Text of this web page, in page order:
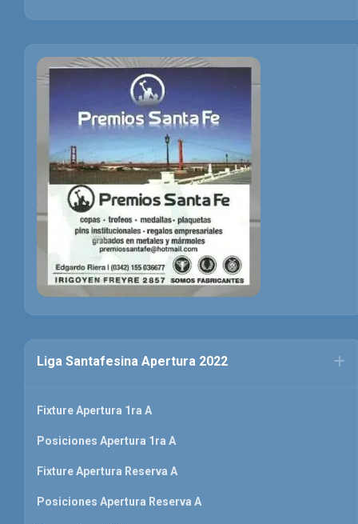
Liga Santafesina Apertura 2022
Fixture Apertura 1ra A
Posiciones Apertura 1ra A
Fixture Apertura Reserva A
Posiciones Apertura Reserva A